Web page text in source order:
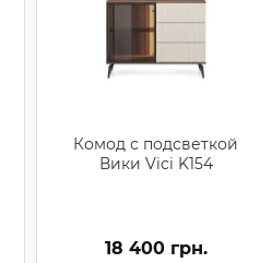
Комод с подсветкой
Вики Vici K154
18 400 грн.